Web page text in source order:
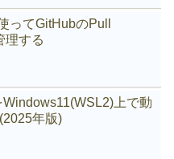
ってGitHubのPull
理する
Windows11(WSL2)上で動
年版)